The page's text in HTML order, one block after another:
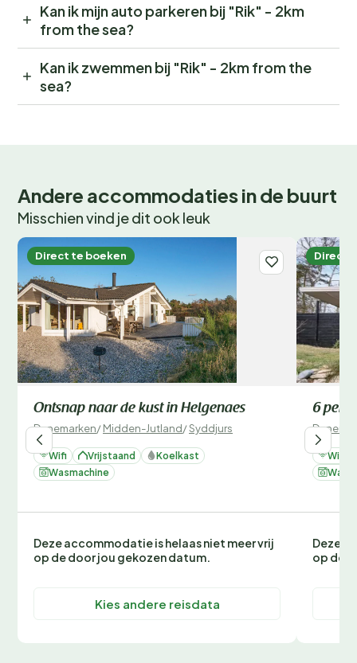
Kan ik mijn auto parkeren bij "Rik" - 2km
from the sea?
Kan ik zwemmen bij "Rik" - 2km from the
sea?
Andere accommodaties in de buurt
Misschien vind je dit ook leuk
Direct te boeken
Ontsnap naar de kust in Helgenaes
Denemarken/Midden-Jutland/Syddjurs
Wifi Vrijstaand
Koelkast
Wasmachine
Deze accommodatie is helaas niet meer vrij
op de door jou gekozen datum.
Kies andere reisdata
Direct
6
Wifi
Deze
op de